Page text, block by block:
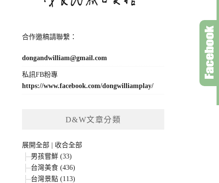
合作邀稿請聯繫：
dongandwilliam@gmail.com
私訊FB粉專
https://www.facebook.com/dongwilliamplay/
D&W文章分類
展開全部
收合全部
男孩嘗鮮 (33)
台灣美食 (436)
台灣景點 (113)